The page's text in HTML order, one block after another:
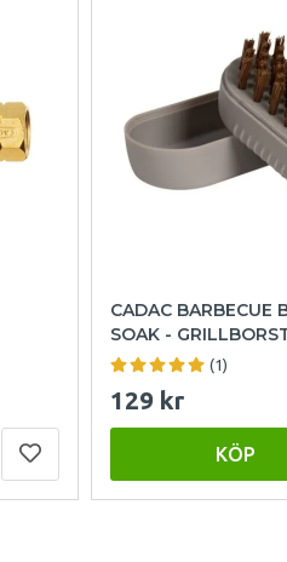
CADAC BARBECUE
SOAK -
(1)
129 kr
KÖP